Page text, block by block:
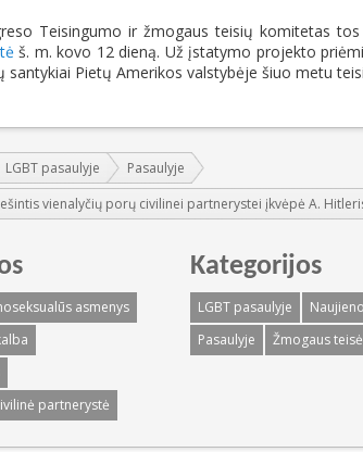
Teisingumo ir žmogaus teisių komitetas
š. m. kovo 12 dieną. Už įstatymo projekto
santykiai Pietų Amerikos valstybėje šiuo metu
LGBT pasaulyje
Pasaulyje
vienalyčių porų civilinei partnerystei įkvėpė A.
asmenys
partnerystė
Kategorijos
LGBT pasaulyje
Pasaulyje
Žmogaus